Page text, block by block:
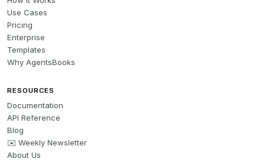
Use Cases
Pricing
Enterprise
Templates
Why AgentsBooks
RESOURCES
Documentation
API Reference
Blog
✉️ Weekly Newsletter
About Us